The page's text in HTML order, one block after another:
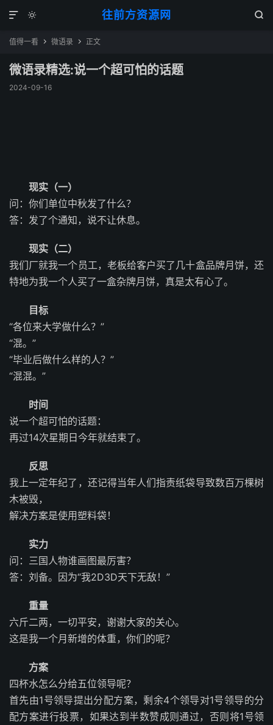
往前方资源网
 

值得一看  微语录  正文
微语录精选:说一个超可怕的话题
2024-09-16
现实（一）
问：你们单位中秋发了什么？
答：发了个通知，说不让休息。
现实（二）
我们厂就我一个员工，老板给客户买了几十盒品牌月饼，还
特地为我一个人买了一盒杂牌月饼，真是太有心了。
目标
“各位来大学做什么？”
“混。”
“毕业后做什么样的人？”
“混混。”
时间
说一个超可怕的话题：
再过14次星期日今年就结束了。
反思
我上一定年纪了，还记得当年人们指责纸袋导致数百万棵树
木被毁，
解决方案是使用塑料袋！
实力
问：三国人物谁画图最厉害？
答：刘备。因为“我2D3D天下无敌！”
重量
六斤二两，一切平安，谢谢大家的关心。
这是我一个月新增的体重，你们的呢？
方案
四杯水怎么分给五位领导呢？
首先由1号领导提出分配方案，剩余4个领导对1号领导的分
配方案进行投票，如果达到半数赞成则通过，否则将1号领